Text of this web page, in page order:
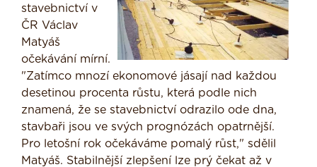
stavebnictví v
ČR Václav
Matyáš
očekávání mírní.
"Zatímco mnozí ekonomové jásají nad každou
desetinou procenta růstu, která podle nich
znamená, že se stavebnictví odrazilo ode dna,
stavbaři jsou ve svých prognózách opatrnější.
Pro letošní rok očekáváme pomalý růst," sdělil
Matyáš. Stabilnější zlepšení lze prý čekat až v